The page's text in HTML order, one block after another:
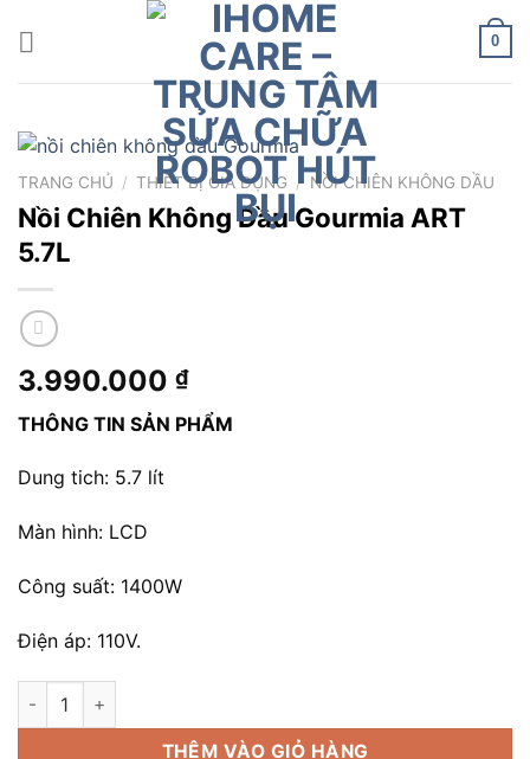
0
TRANG CHỦ / THIẾT BỊ GIA DỤNG / NỒI CHIÊN KHÔNG DẦU
Nồi Chiên Không Dầu Gourmia ART
5.7L
3.990.000 ₫
THÔNG TIN SẢN PHẨM
Dung tich: 5.7 lít
Màn hình: LCD
Công suất: 1400W
Điện áp: 110V.
Nồi Chiên Không Dầu Gourmia ART 5.7L số lượng
THÊM VÀO GIỎ HÀNG